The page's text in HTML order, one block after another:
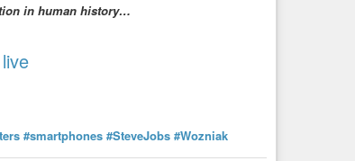
in human history…
#smartphones #SteveJobs #Wozniak